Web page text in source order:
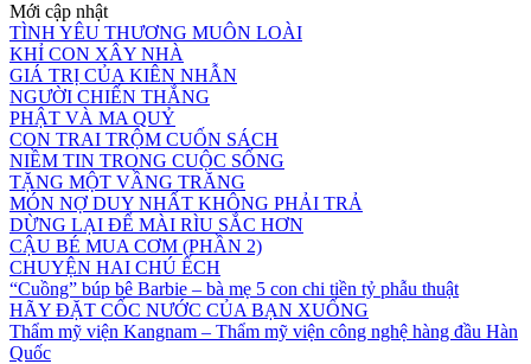
Mới cập nhật
TÌNH YÊU THƯƠNG MUÔN LOÀI
KHỈ CON XÂY NHÀ
GIÁ TRỊ CỦA KIÊN NHẪN
NGƯỜI CHIẾN THẮNG
PHẬT VÀ MA QUỶ
CON TRAI TRỘM CUỐN SÁCH
NIỀM TIN TRONG CUỘC SỐNG
TẶNG MỘT VẦNG TRĂNG
MÓN NỢ DUY NHẤT KHÔNG PHẢI TRẢ
DỪNG LẠI ĐỂ MÀI RÌU SẮC HƠN
CẬU BÉ MUA CƠM (PHẦN 2)
CHUYỆN HAI CHÚ ẾCH
“Cuồng” búp bê Barbie – bà mẹ 5 con chi tiền tỷ phẫu thuật
HÃY ĐẶT CỐC NƯỚC CỦA BẠN XUỐNG
Thẩm mỹ viện Kangnam – Thẩm mỹ viện công nghệ hàng đầu Hàn
Quốc